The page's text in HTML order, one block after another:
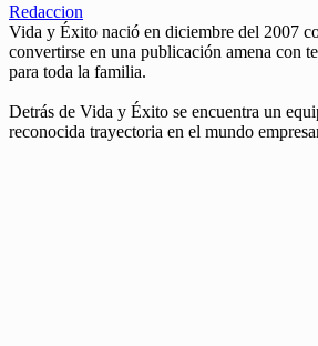
Redaccion
Vida y Éxito nació en diciembre del 2007
convertirse en una publicación amena con
para toda la familia.
Detrás de Vida y Éxito se encuentra un
reconocida trayectoria en el mundo